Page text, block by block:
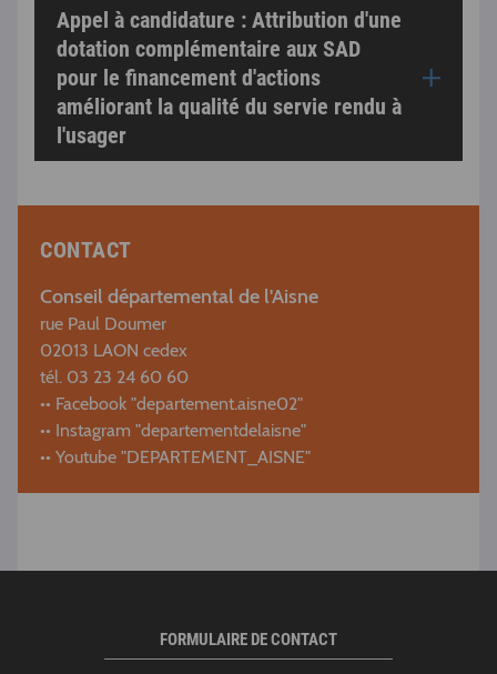
Appel à candidature : Attribution d'une
dotation complémentaire aux SAD
pour le financement d'actions
améliorant la qualité du servie rendu à
l'usager
CONTACT
Conseil départemental de l'Aisne
rue Paul Doumer
02013 LAON cedex
tél. 03 23 24 60 60
•• Facebook "departement.aisne02"
•• Instagram "departementdelaisne"
•• Youtube "DEPARTEMENT_AISNE"
FORMULAIRE DE CONTACT